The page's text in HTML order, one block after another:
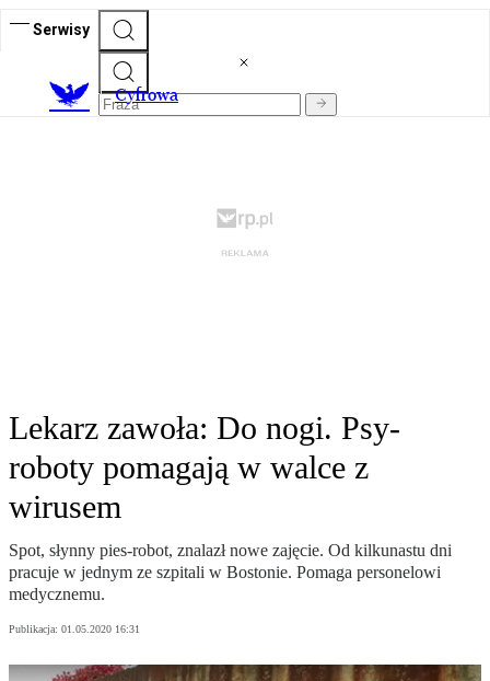
Serwisy
Cyfrowa
Lekarz zawoła: Do nogi. Psy-
roboty pomagają w walce z
wirusem
Spot, słynny pies-robot, znalazł nowe zajęcie. Od kilkunastu dni
pracuje w jednym ze szpitali w Bostonie. Pomaga personelowi
medycznemu.
Publikacja: 01.05.2020 16:31